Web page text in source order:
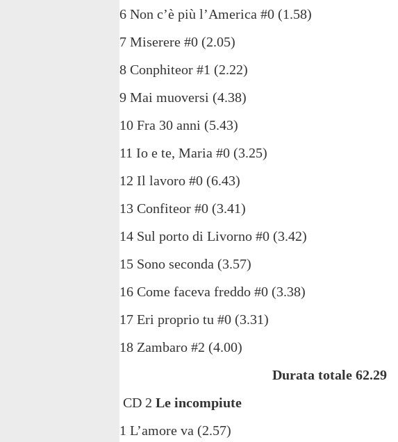
6 Non c’è più l’America #0 (1.58)
7 Miserere #0 (2.05)
8 Conphiteor #1 (2.22)
9 Mai muoversi (4.38)
10 Fra 30 anni (5.43)
11 Io e te, Maria #0 (3.25)
12 Il lavoro #0 (6.43)
13 Confiteor #0 (3.41)
14 Sul porto di Livorno #0 (3.42)
15 Sono seconda (3.57)
16 Come faceva freddo #0 (3.38)
17 Eri proprio tu #0 (3.31)
18 Zambaro #2 (4.00)
Durata totale 62.29
CD 2 Le incompiute
1 L’amore va (2.57)